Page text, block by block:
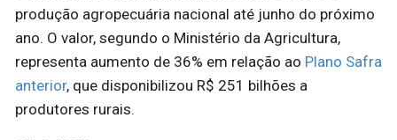
produção agropecuária nacional até junho do próximo
ano. O valor, segundo o Ministério da Agricultura,
representa aumento de 36% em relação ao Plano Safra
anterior, que disponibilizou R$ 251 bilhões a
produtores rurais.